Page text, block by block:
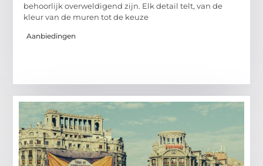
behoorlijk overweldigend zijn. Elk detail telt, van de
kleur van de muren tot de keuze
Aanbiedingen